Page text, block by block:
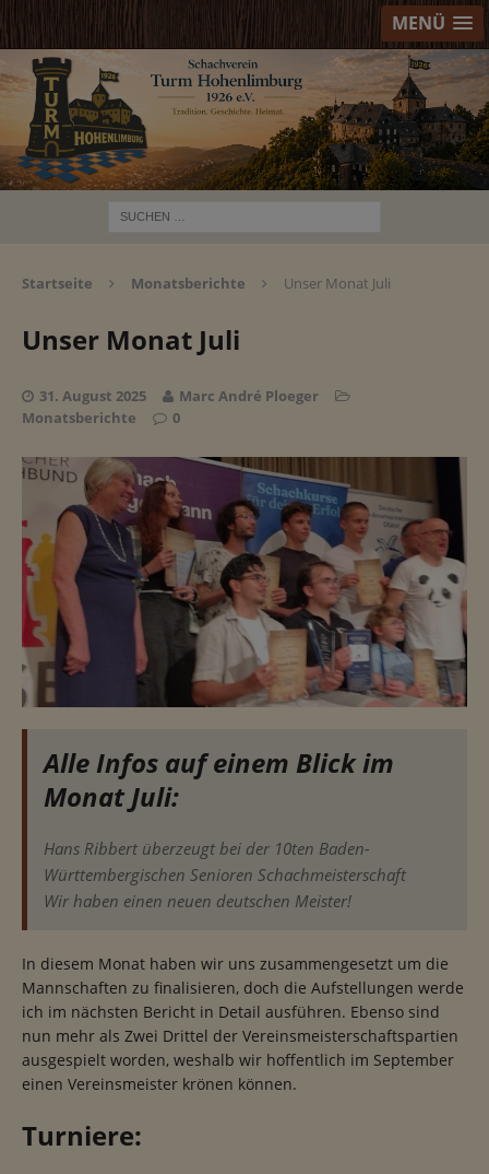
MENÜ
Startseite Monatsberichte Unser Monat Juli
Unser Monat Juli
31. August 2025
Marc André Ploeger
Monatsberichte
0
Alle Infos auf einem Blick im
Monat Juli:
Hans Ribbert überzeugt bei der 10ten Baden-
Württembergischen Senioren Schachmeisterschaft
Wir haben einen neuen deutschen Meister!
In diesem Monat haben wir uns zusammengesetzt um die
Mannschaften zu finalisieren, doch die Aufstellungen werde
ich im nächsten Bericht in Detail ausführen. Ebenso sind
nun mehr als Zwei Drittel der Vereinsmeisterschaftspartien
ausgespielt worden, weshalb wir hoffentlich im September
einen Vereinsmeister krönen können.
Turniere: